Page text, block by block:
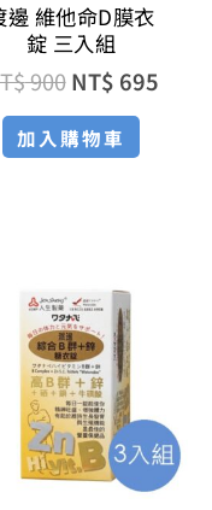
邊 維他命D膜衣
錠 三入組
900 NT$ 695
加入購物車
始
價
格：
NT$
前
價
格：
NT$